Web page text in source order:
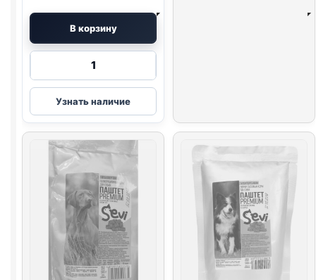
В корзину
Количество
Sevi
тушенка
(ТЕЛЯТИНА)
паштет
300г
Узнать наличие